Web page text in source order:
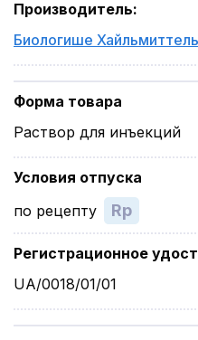
Производитель:
Биологише
Форма товара
Раствор для инъекций
Условия отпуска
по рецепту
Rp
Регистрационное
UA/0018/01/01